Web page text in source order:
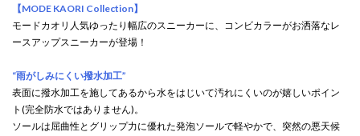
【MODE KAORI Collection】
モードカオリ人気ゆったり幅広のスニーカーに、コンビカラーがお洒落なレ
ースアップスニーカーが登場！
“雨がしみにくい撥水加工”
表面に撥水加工を施してあるから水をはじいて汚れにくいのが嬉しいポイン
ト(完全防水ではありません)。
ソールは屈曲性とグリップ力に優れた発泡ソールで軽やかで、突然の悪天候